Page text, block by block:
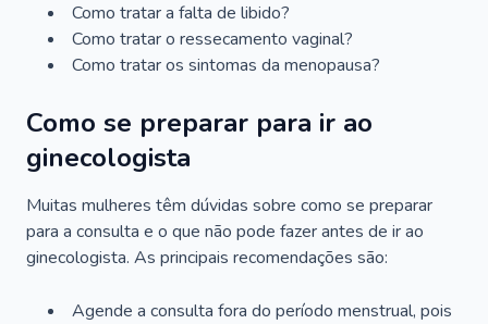
Como tratar a falta de libido?
Como tratar o ressecamento vaginal?
Como tratar os sintomas da menopausa?
Como se preparar para ir ao
ginecologista
Muitas mulheres têm dúvidas sobre como se preparar
para a consulta e o que não pode fazer antes de ir ao
ginecologista. As principais recomendações são:
Agende a consulta fora do período menstrual, pois